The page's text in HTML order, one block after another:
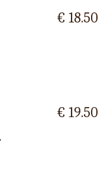
€ 18.50
€ 19.50